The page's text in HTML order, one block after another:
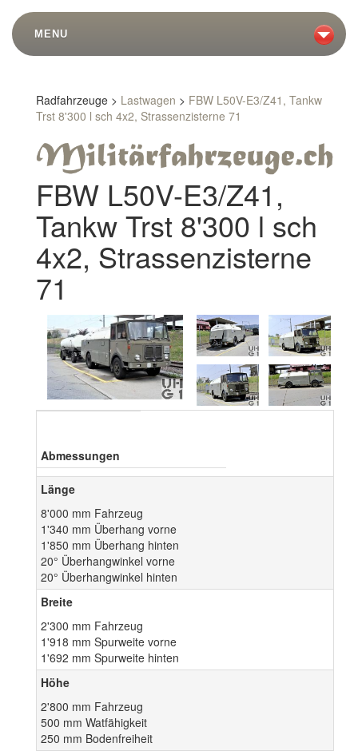
MENU
Radfahrzeuge > Lastwagen > FBW L50V-E3/Z41, Tankw
Trst 8'300 l sch 4x2, Strassenzisterne 71
FBW L50V-E3/Z41,
Tankw Trst 8'300 l sch
4x2, Strassenzisterne
71
Abmessungen
Länge
8'000 mm Fahrzeug
1'340 mm Überhang vorne
1'850 mm Überhang hinten
20° Überhangwinkel vorne
20° Überhangwinkel hinten
Breite
2'300 mm Fahrzeug
1'918 mm Spurweite vorne
1'692 mm Spurweite hinten
Höhe
2'800 mm Fahrzeug
500 mm Watfähigkeit
250 mm Bodenfreiheit